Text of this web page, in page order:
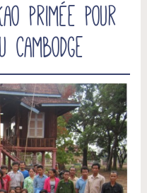
primée pour